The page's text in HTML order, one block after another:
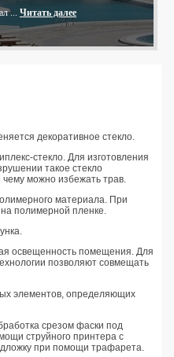
... Читать далее
декоративное стекло.
стекло. Для изготовления
такое стекло
чему можно избежать трав.
материала. При
на полимерной пленке.
освещенность помещения. Для
позволяют совмещать
элементов, определяющих
срезом фаски под
струйного принтера с
при помощи трафарета.